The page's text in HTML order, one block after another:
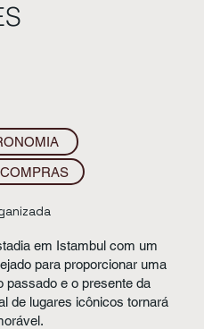
COMPRAS
em Istambul com um
para proporcionar uma
passado e o presente da
de lugares icônicos tornará